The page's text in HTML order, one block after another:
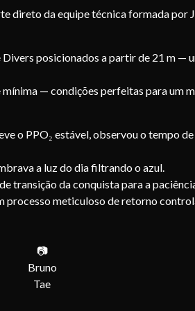
direto da equipe técnica formada por
posicionados a partir de 21 m —
— condições perfeitas para um
o PPO₂ estável, observou o tempo
a luz do dia filtrando o azul.
transição da conquista para a
processo meticuloso de retorno
📷
Bruno
Tae